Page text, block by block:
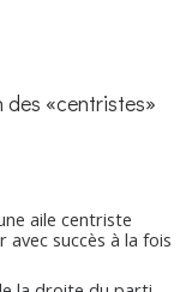
des «centristes»
aile centriste
succès à la fois